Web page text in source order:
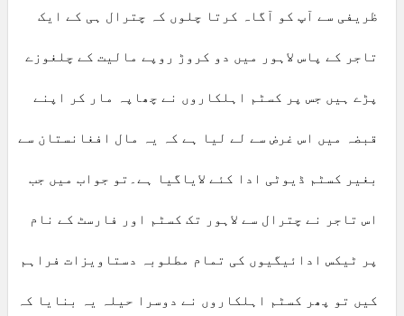
ظریفی سے آپ کو آگاہ کرتا چلوں کہ چترال ہی کے ایک
تاجر کے پاس لاہور میں دو کروڑ روپے مالیت کے چلغوزے
پڑے ہیں جس پر کسٹم اہلکاروں نے چھاپہ مار کر اپنے
قبضہ میں اس غرض سے لے لیا ہے کہ یہ مال افغانستان سے
بغیر کسٹم ڈیوٹی ادا کئے لایاگیا ہے۔تو جواب میں جب
اس تاجر نے چترال سے لاہور تک کسٹم اور فارسٹ کے نام
پر ٹیکس ادائیگیوں کی تمام مطلوبہ دستاویزات فراہم
کیں تو پھر کسٹم اہلکاروں نے دوسرا حیلہ یہ بنایا کہ